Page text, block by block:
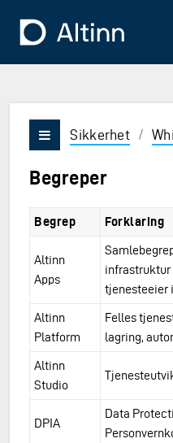
Vis/skjul meny
Sikkerhet /
Begreper
Begrep Forklaring
Altinn
Apps
tjenesteeier
Altinn
Platform
Felles
lagring,
Altinn
Studio
DPIA
Data